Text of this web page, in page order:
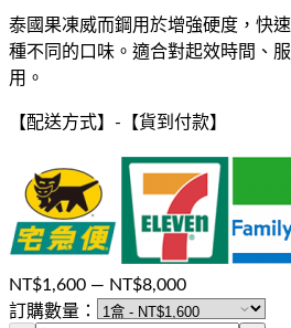
泰國果凍威而鋼用於增強硬度，快
種不同的口味。適合對起效時間、
用。
【配送方式】 - 【貨到付款】
NT$1,600 — NT$8,000
訂購數量：